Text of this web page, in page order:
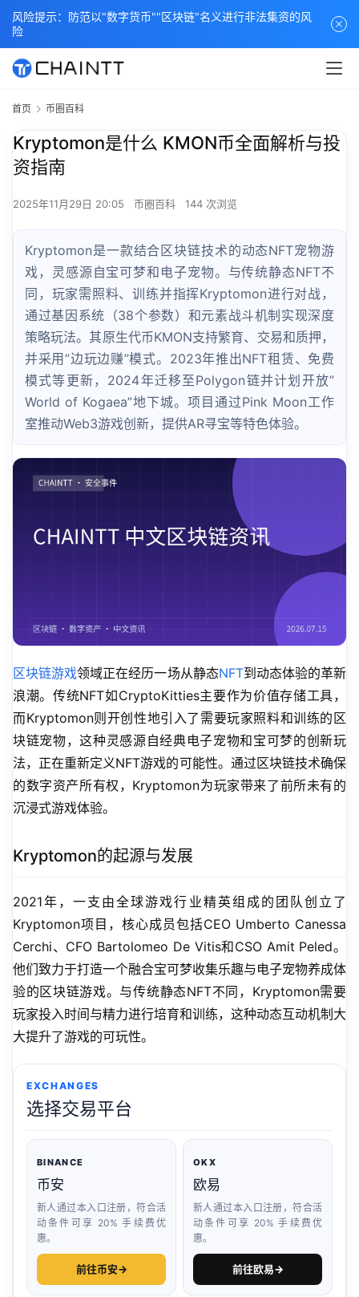
首页 币圈百科
Kryptomon是什么 KMON币全面解析与投
资指南
2025年11月29日 20:05 币圈百科 144 次浏览
Kryptomon是一款结合区块链技术的动态NFT宠物游
戏，灵感源自宝可梦和电子宠物。与传统静态NFT不
同，玩家需照料、训练并指挥Kryptomon进行对战，
通过基因系统（38个参数）和元素战斗机制实现深度
策略玩法。其原生代币KMON支持繁育、交易和质押，
并采用”边玩边赚”模式。2023年推出NFT租赁、免费
模式等更新，2024年迁移至Polygon链并计划开放”
World of Kogaea”地下城。项目通过Pink Moon工作
室推动Web3游戏创新，提供AR寻宝等特色体验。
区块链游戏领域正在经历一场从静态NFT到动态体验的革新
浪潮。传统NFT如CryptoKitties主要作为价值存储工具，
而Kryptomon则开创性地引入了需要玩家照料和训练的区
块链宠物，这种灵感源自经典电子宠物和宝可梦的创新玩
法，正在重新定义NFT游戏的可能性。通过区块链技术确保
的数字资产所有权，Kryptomon为玩家带来了前所未有的
沉浸式游戏体验。
Kryptomon的起源与发展
2021年，一支由全球游戏行业精英组成的团队创立了
Kryptomon项目，核心成员包括CEO Umberto Canessa
Cerchi、CFO Bartolomeo De Vitis和CSO Amit Peled。
他们致力于打造一个融合宝可梦收集乐趣与电子宠物养成体
验的区块链游戏。与传统静态NFT不同，Kryptomon需要
玩家投入时间与精力进行培育和训练，这种动态互动机制大
大提升了游戏的可玩性。
EXCHANGES
选择交易平台
BINANCE
币安
新人通过本入口注册，符合活
动条件可享 20% 手续费优
惠。
前往币安→
OKX
欧易
新人通过本入口注册，符合活
动条件可享 20% 手续费优
惠。
前往欧易→
风险提示：防范以"数字货币""区块链"名义进行非法集资的风
险